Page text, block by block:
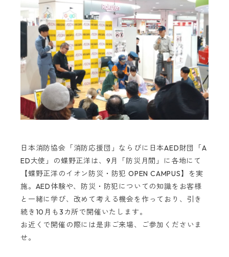
日本消防協会「消防応援団」ならびに日本AED財団「A
ED大使」の蝶野正洋は、 9月「防災月間」に各地にて
【蝶野正洋のイオン防災・防犯 OPEN CAMPUS】を実
施。 AED体験や、防災・防犯についての知識をお客様
と一緒に学び、改めて考える機会を作っており、 引き
続き10月も3カ所で開催いたします。
お近くで開催の際には是非ご来場、ご参加くださいま
せ。